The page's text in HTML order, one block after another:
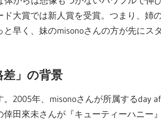
大賞では新人賞を受賞。つまり、姉
早く、妹のmisonoさんの方が先にス
」の背景
2005年、misonoさんが所属するday
田來未さんが『キューティーハニー